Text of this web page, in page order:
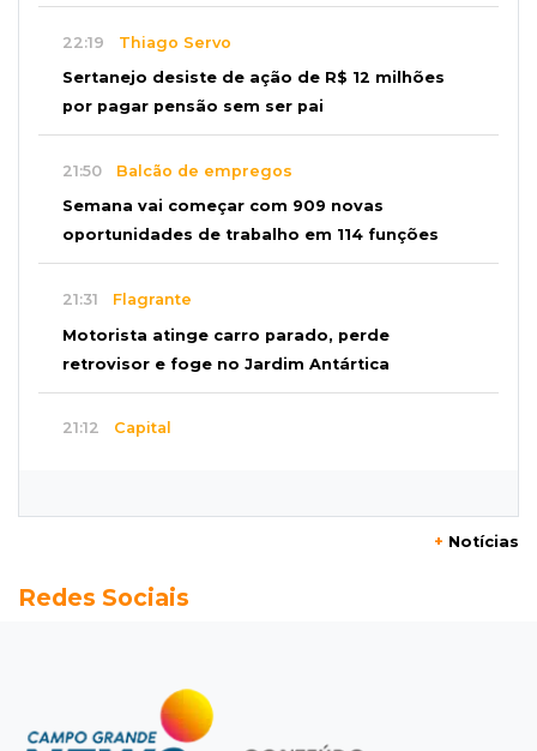
22:19 Thiago Servo
Sertanejo desiste de ação de R$ 12 milhões
por pagar pensão sem ser pai
21:50 Balcão de empregos
Semana vai começar com 909 novas
oportunidades de trabalho em 114 funções
21:31 Flagrante
Motorista atinge carro parado, perde
retrovisor e foge no Jardim Antártica
21:12 Capital
Ventania adia Botafogo x Fluminense pelo
Veja as dezenas de hoje na Dupla Sena,
+ Notícias
Redes Sociais